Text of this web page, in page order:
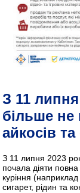
З 11
більше не
айкосів
З 11 липня 2023
почала діяти
куріння
сигарет, рідин та